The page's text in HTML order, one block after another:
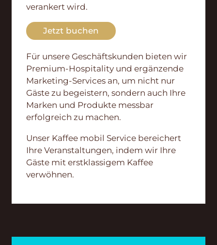
verankert wird.
Jetzt buchen
Für unsere Geschäftskunden bieten wir
Premium-Hospitality und ergänzende
Marketing-Services an, um nicht nur
Gäste zu begeistern, sondern auch Ihre
Marken und Produkte messbar
erfolgreich zu machen.
Unser Kaffee mobil Service bereichert
Ihre Veranstaltungen, indem wir Ihre
Gäste mit erstklassigem Kaffee
verwöhnen.